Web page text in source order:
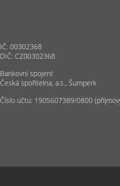
IČ: 00302368
DIČ: CZ00302368
Bankovní spojení:
Česká spořitelna, a.s., Šumperk
Číslo účtu: 1905607389/0800